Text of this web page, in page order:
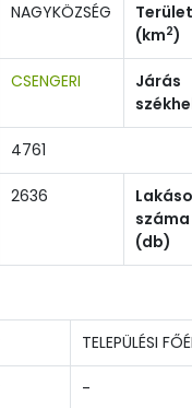
NAGYKÖZSÉG
Terület
(km2)
CSENGERI
Járás
4761
2636
száma
(db)
TELEPÜLÉSI
-